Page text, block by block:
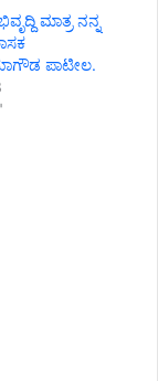
ಮಾತ್ರ ನನ್ನ
ಪಾಟೀಲ.